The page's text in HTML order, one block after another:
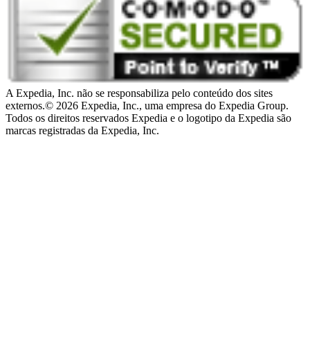
A Expedia, Inc. não se responsabiliza pelo conteúdo dos sites
externos.© 2026 Expedia, Inc., uma empresa do Expedia Group.
Todos os direitos reservados Expedia e o logotipo da Expedia são
marcas registradas da Expedia, Inc.